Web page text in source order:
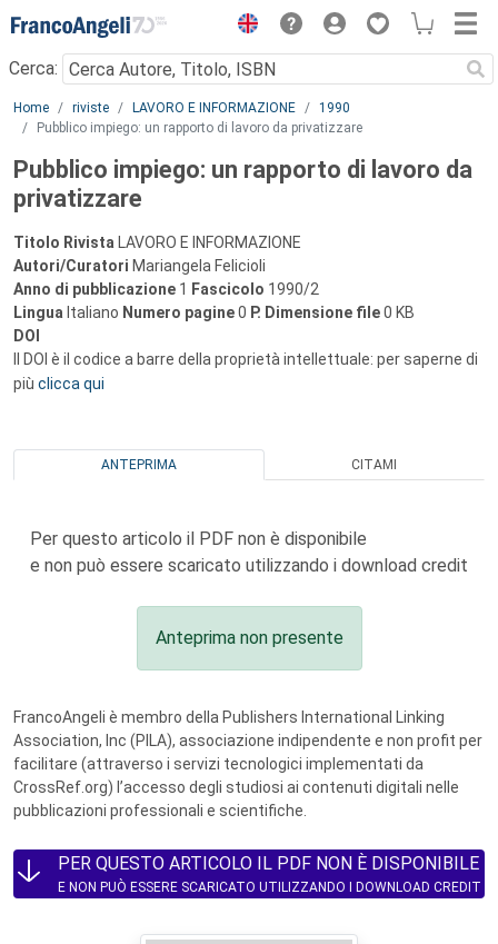
Menu
Cerca:
Main content
Home riviste LAVORO E INFORMAZIONE
1990
Pubblico impiego: un rapporto di lavoro da privatizzare
Pubblico impiego: un rapporto di lavoro da
privatizzare
Titolo Rivista LAVORO E INFORMAZIONE
Autori/Curatori Mariangela Felicioli
Anno di pubblicazione 1 Fascicolo 1990/2
Lingua Italiano Numero pagine0 P. Dimensione file0 KB
DOI
Il DOI è il codice a barre della proprietà intellettuale: per saperne di
più clicca qui
ANTEPRIMA CITAMI
Per questo articolo il PDF non è disponibile
e non può essere scaricato utilizzando i download credit
Anteprima non presente
FrancoAngeli è membro della Publishers International Linking
Association, Inc (PILA), associazione indipendente e non profit per
facilitare (attraverso i servizi tecnologici implementati da
CrossRef.org) l’accesso degli studiosi ai contenuti digitali nelle
pubblicazioni professionali e scientifiche.
PER QUESTO ARTICOLO IL PDF NON È DISPONIBILE
E NON PUÒ ESSERE SCARICATO UTILIZZANDO I DOWNLOAD CREDIT